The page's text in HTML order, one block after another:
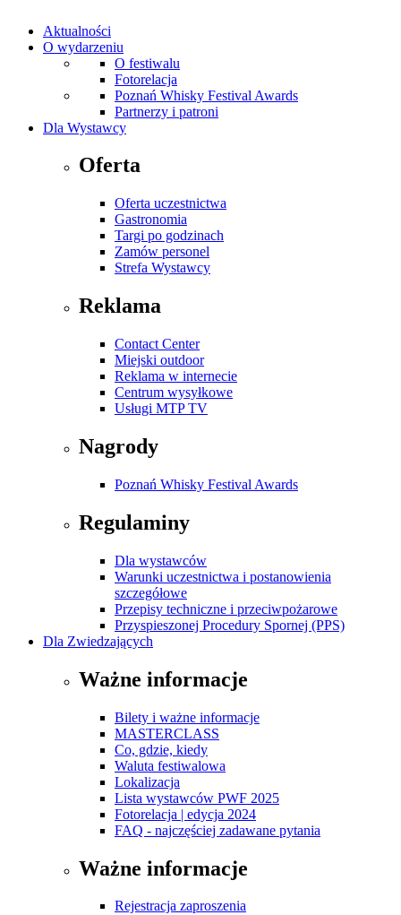
Aktualności
O wydarzeniu
O festiwalu
Fotorelacja
Poznań Whisky Festival Awards
Partnerzy i patroni
Dla Wystawcy
Oferta
Oferta uczestnictwa
Gastronomia
Targi po godzinach
Zamów personel
Strefa Wystawcy
Reklama
Contact Center
Miejski outdoor
Reklama w internecie
Centrum wysyłkowe
Usługi MTP TV
Nagrody
Poznań Whisky Festival Awards
Regulaminy
Dla wystawców
Warunki uczestnictwa i postanowienia
szczegółowe
Przepisy techniczne i przeciwpożarowe
Przyspieszonej Procedury Spornej (PPS)
Dla Zwiedzających
Ważne informacje
Bilety i ważne informacje
MASTERCLASS
Co, gdzie, kiedy
Waluta festiwalowa
Lokalizacja
Lista wystawców PWF 2025
Fotorelacja | edycja 2024
FAQ - najczęściej zadawane pytania
Ważne informacje
Rejestracja zaproszenia